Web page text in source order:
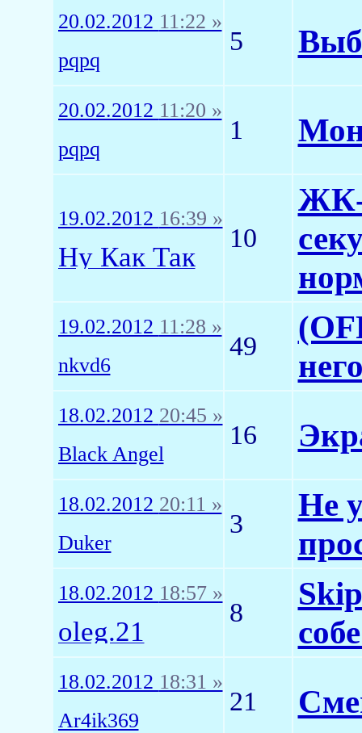
20.02.2012 11:22 »
pqpq
5
20.02.2012 11:20 »
pqpq
1
19.02.2012 16:39 »
Ну Как Так
10
ЖК-
19.02.2012 11:28 »
nkvd6
49
18.02.2012 20:45 »
Black Angel
16
18.02.2012 20:11 »
Duker
3
Не
18.02.2012 18:57 »
oleg.21
8
18.02.2012 18:31 »
Ar4ik369
21